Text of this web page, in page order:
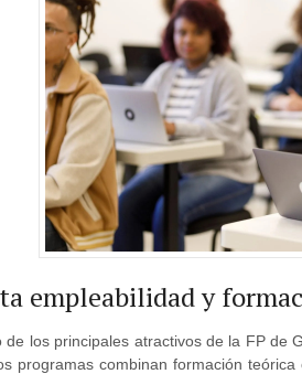
empleabilidad y
de los principales atractivos de la FP de
programas combinan formación